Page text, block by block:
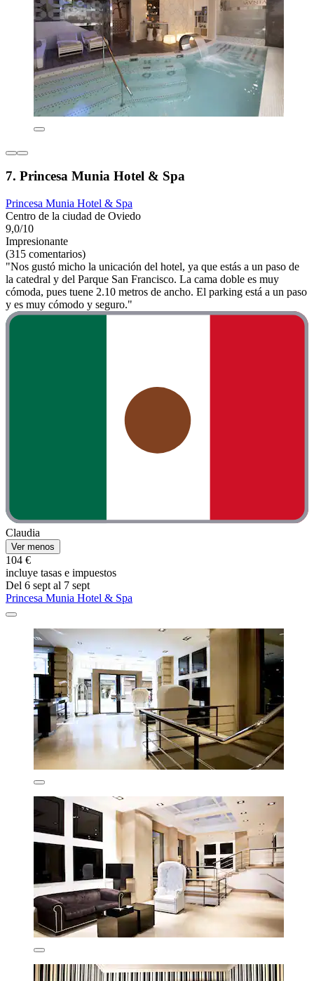
7. Princesa Munia Hotel & Spa
Princesa Munia Hotel & Spa
Centro de la ciudad de Oviedo
9,0/10
Impresionante
(315 comentarios)
"Nos gustó micho la unicación del hotel, ya que estás a un paso de
la catedral y del Parque San Francisco. La cama doble es muy
cómoda, pues tuene 2.10 metros de ancho. El parking está a un paso
y es muy cómodo y seguro."
Claudia
Ver menos
104 €
incluye tasas e impuestos
Del 6 sept al 7 sept
Princesa Munia Hotel & Spa